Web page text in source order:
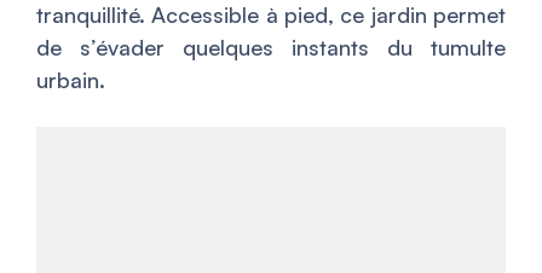
tranquillité. Accessible à pied, ce jardin permet
de s’évader quelques instants du tumulte
urbain.